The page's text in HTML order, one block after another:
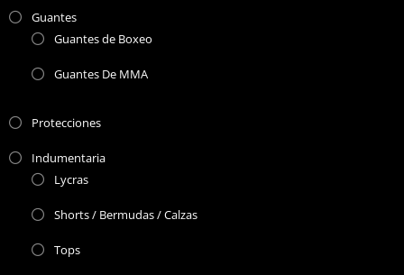
Guantes
Guantes de Boxeo
Guantes De MMA
Protecciones
Indumentaria
Lycras
Shorts / Bermudas / Calzas
Tops